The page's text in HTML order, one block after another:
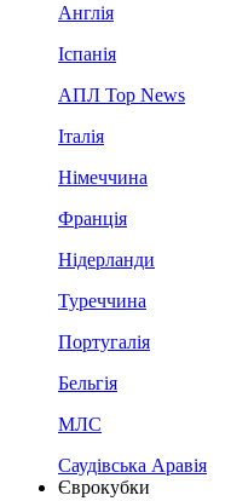
Англія
Іспанія
АПЛ Top News
Італія
Німеччина
Франція
Нідерланди
Туреччина
Португалія
Бельгія
МЛС
Саудівська Аравія
Єврокубки